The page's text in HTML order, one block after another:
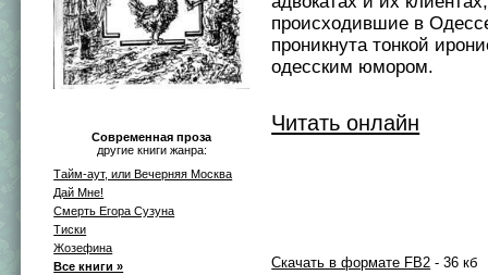
Современная проза
другие книги жанра:
Тайм-аут, или Вечерняя Москва
Дай Мне!
Смерть Егора Сузуна
Тиски
Жозефина
Все книги »
происходившие в
проникнута тонкой
одесским юмором.
Читать онлайн
Скачать в формате FB2 - 36 кб